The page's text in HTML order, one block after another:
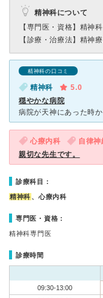
精神科について
【専門医・資格】 精神
【診療・治療法】 精神
精神科の口コミ
精神科
5.0
穏やかな病院
心療内科 自律
親切な先生です。
診療科目：
精神科 、心療内科
専門医・資格：
精神科専門医
診療時間
09:30-13:00